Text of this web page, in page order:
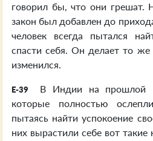
говорил бы, что они грешат.
закон был добавлен до
человек всегда пытался
спасти себя. Он делает то
изменился.
E-39
В Индии на прошлой
которые полностью
пытаясь найти успокоение
них вырастили себе вот такие